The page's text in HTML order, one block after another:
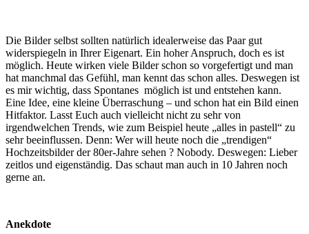
Die Bilder selbst sollten natürlich idealerweise das Paar gut
widerspiegeln in Ihrer Eigenart. Ein hoher Anspruch, doch es ist
möglich. Heute wirken viele Bilder schon so vorgefertigt und man
hat manchmal das Gefühl, man kennt das schon alles. Deswegen ist
es mir wichtig, dass Spontanes möglich ist und entstehen kann.
Eine Idee, eine kleine Überraschung – und schon hat ein Bild einen
Hitfaktor. Lasst Euch auch vielleicht nicht zu sehr von
irgendwelchen Trends, wie zum Beispiel heute „alles in pastell“ zu
sehr beeinflussen. Denn: Wer will heute noch die „trendigen“
Hochzeitsbilder der 80er-Jahre sehen ? Nobody. Deswegen: Lieber
zeitlos und eigenständig. Das schaut man auch in 10 Jahren noch
gerne an.
Anekdote